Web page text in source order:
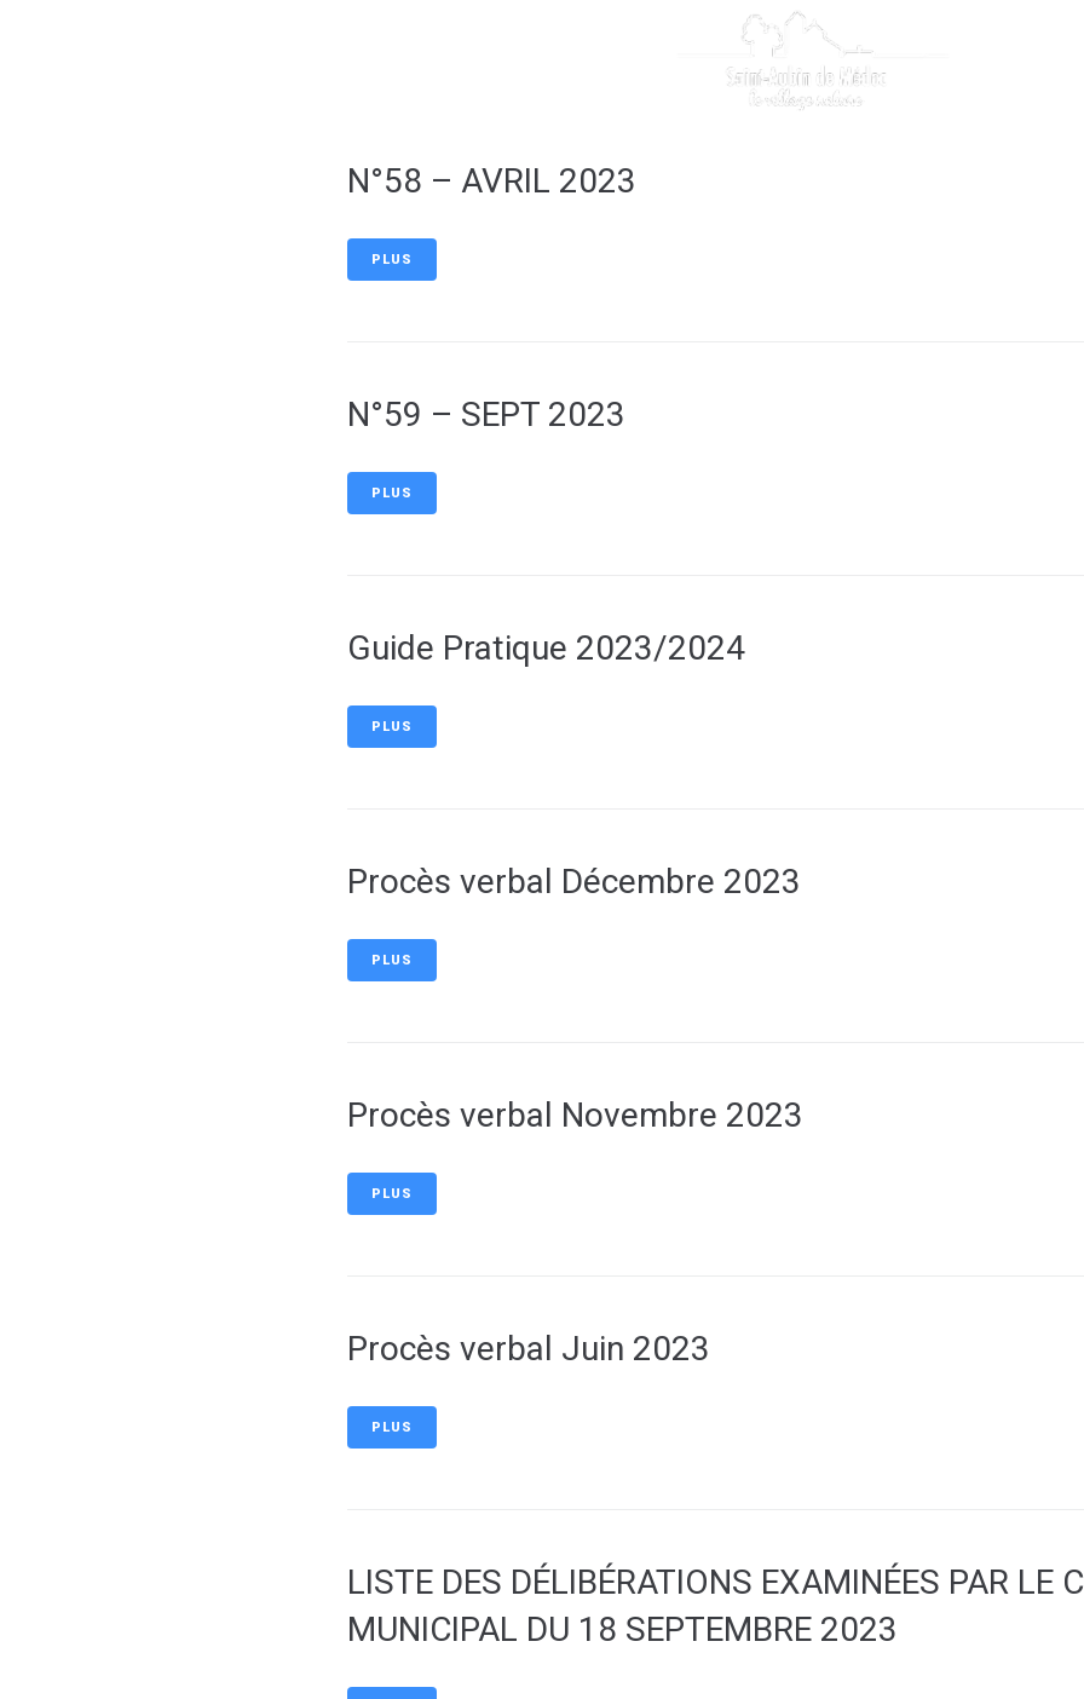
.......
N°58 – AVRIL 2023
PLUS
N°59 – SEPT 2023
PLUS
Guide Pratique 2023/2024
PLUS
Procès verbal Décembre 2023
PLUS
Procès verbal Novembre 2023
PLUS
Procès verbal Juin 2023
PLUS
LISTE DES DÉLIBÉRATIONS EXAMINÉES PAR LE
MUNICIPAL DU 18 SEPTEMBRE 2023